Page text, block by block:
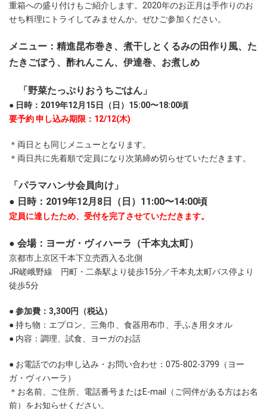
重箱への盛り付けもご紹介します。2020年のお正月は手作りのお
せち料理にトライしてみませんか。ぜひご参加ください。
メニュー：精進昆布巻き、煮干しとくるみの田作り風、た
たきごぼう、酢れんこん、伊達巻、お煮しめ
「野菜たっぷりおうちごはん」
● 日時：2019年12月15日（日）15:00〜18:00頃
要予約 申し込み期限：12/12(木)
＊両日とも同じメニューとなります。
＊両日共に先着順で定員になり次第締め切らせていただきます。
「パラマハンサ会員向け」
● 日時：2019年12月8日（日）11:00〜14:00頃
定員に達したため、受付を完了させていただきます。
● 会場：ヨーガ・ヴィハーラ（千本丸太町）
京都市上京区千本下立売西入る北側
JR嵯峨野線 円町・二条駅より徒歩15分／千本丸太町バス停より
徒歩5分
● 参加費：3,300円（税込）
● 持ち物：エプロン、三角巾、食器用布巾、手ふき用タオル
● 内容：調理、試食、ヨーガのお話
● お電話でのお申し込み・お問い合わせ：075-802-3799（ヨー
ガ・ヴィハーラ）
＊お名前、ご住所、電話番号またはE-mail（ご同伴がある方はお名
前）をお知らせください。